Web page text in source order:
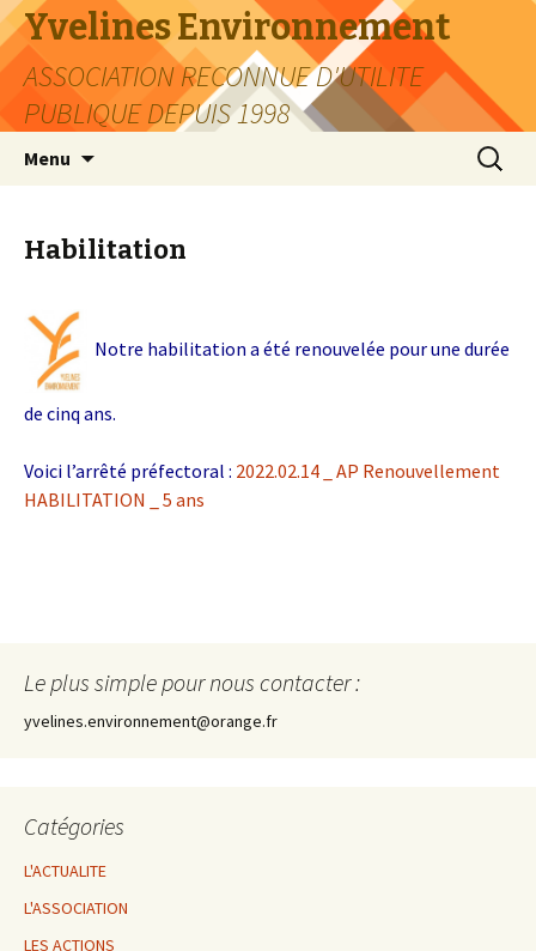
Yvelines Environnement
ASSOCIATION RECONNUE D'UTILITE
PUBLIQUE DEPUIS 1998
Menu
Habilitation
Notre habilitation a été renouvelée pour une durée
de cinq ans.
Voici l’arrêté préfectoral : 2022.02.14 _ AP Renouvellement
HABILITATION _ 5 ans
Le plus simple pour nous contacter :
yvelines.environnement@orange.fr
Catégories
L'ACTUALITE
L'ASSOCIATION
LES ACTIONS